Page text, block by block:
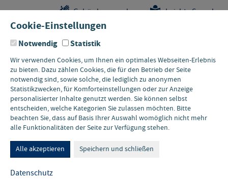
Kontakt
Gebärdensprache Leichte Sprache
Treibhausgasbilanzierung
mit ecocockpit
Cookie-Einstellungen
Notwendig Statistik
Wir verwenden Cookies, um Ihnen ein optimales Webseiten-Erlebnis
zu bieten. Dazu zählen Cookies, die für den Betrieb der Seite
notwendig sind, sowie solche, die lediglich zu anonymen
Statistikzwecken, für Komforteinstellungen oder zur Anzeige
personalisierter Inhalte genutzt werden. Sie können selbst
entscheiden, welche Kategorien Sie zulassen möchten. Bitte
beachten Sie, dass auf Basis Ihrer Auswahl womöglich nicht mehr
alle Funktionalitäten der Seite zur Verfügung stehen.
Alle akzeptieren Speichern und schließen
Datenschutz